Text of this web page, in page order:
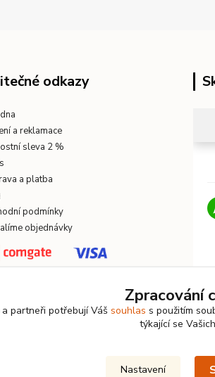
odkazy
a reklamace
sleva 2 %
a platba
podmínky
objednávky
Zpracování
partneři potřebují Váš souhlas s použitím
týkající se
Nastavení